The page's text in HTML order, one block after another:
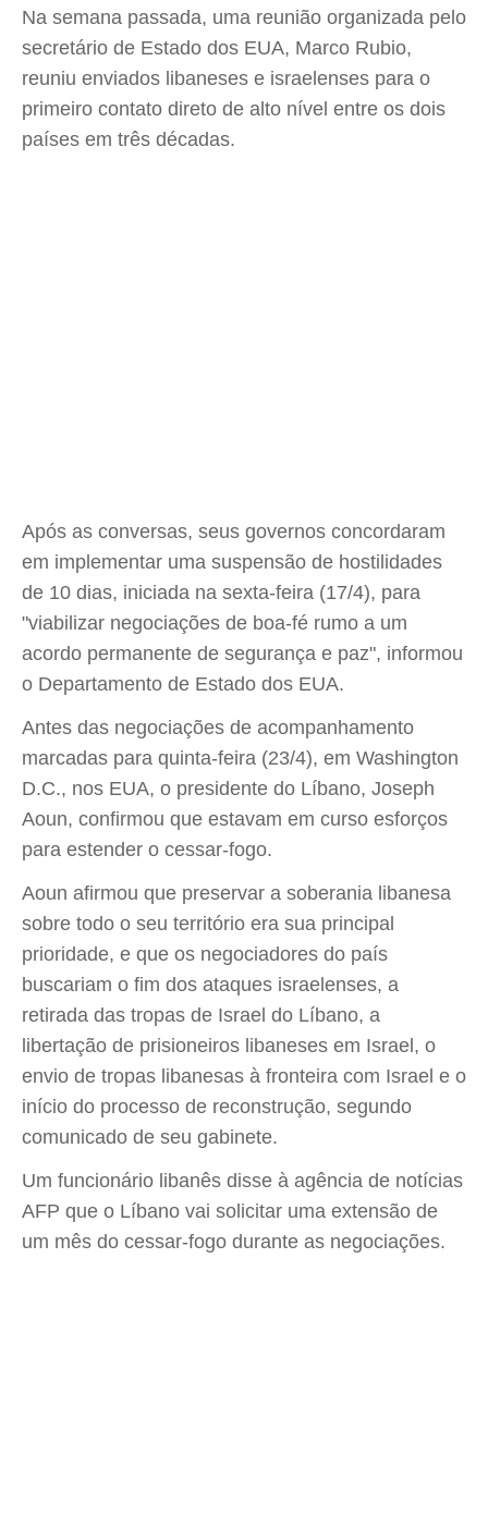
Na semana passada, uma reunião organizada pelo
secretário de Estado dos EUA, Marco Rubio,
reuniu enviados libaneses e israelenses para o
primeiro contato direto de alto nível entre os dois
países em três décadas.
Após as conversas, seus governos concordaram
em implementar uma suspensão de hostilidades
de 10 dias, iniciada na sexta-feira (17/4), para
"viabilizar negociações de boa-fé rumo a um
acordo permanente de segurança e paz", informou
o Departamento de Estado dos EUA.
Antes das negociações de acompanhamento
marcadas para quinta-feira (23/4), em Washington
D.C., nos EUA, o presidente do Líbano, Joseph
Aoun, confirmou que estavam em curso esforços
para estender o cessar-fogo.
Aoun afirmou que preservar a soberania libanesa
sobre todo o seu território era sua principal
prioridade, e que os negociadores do país
buscariam o fim dos ataques israelenses, a
retirada das tropas de Israel do Líbano, a
libertação de prisioneiros libaneses em Israel, o
envio de tropas libanesas à fronteira com Israel e o
início do processo de reconstrução, segundo
comunicado de seu gabinete.
Um funcionário libanês disse à agência de notícias
AFP que o Líbano vai solicitar uma extensão de
um mês do cessar-fogo durante as negociações.